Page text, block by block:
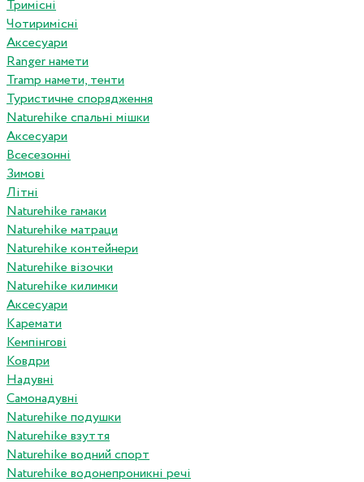
Тримісні
Чотиримісні
Аксесуари
Ranger намети
Tramp намети, тенти
Туристичне спорядження
Naturehike спальні мішки
Аксесуари
Всесезонні
Зимові
Літні
Naturehike гамаки
Naturehike матраци
Naturehike контейнери
Naturehike візочки
Naturehike килимки
Аксесуари
Каремати
Кемпінгові
Ковдри
Надувні
Самонадувні
Naturehike подушки
Naturehike взуття
Naturehike водний спорт
Naturehike водонепроникні речі